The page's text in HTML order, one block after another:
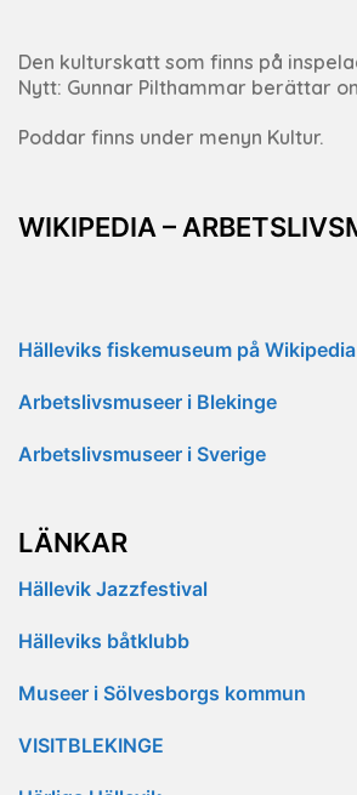
Den kulturskatt som finns på
Nytt: Gunnar Pilthammar berättar
Poddar finns under menyn Kultur.
WIKIPEDIA –
Hälleviks fiskemuseum på Wikipedia
Arbetslivsmuseer i Blekinge
Arbetslivsmuseer i Sverige
LÄNKAR
Hällevik Jazzfestival
Hälleviks båtklubb
Museer i Sölvesborgs kommun
VISITBLEKINGE